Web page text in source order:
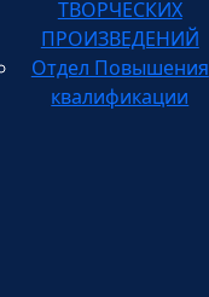
ПРОИЗВЕДЕНИЙ
Отдел Повышения
квалификации